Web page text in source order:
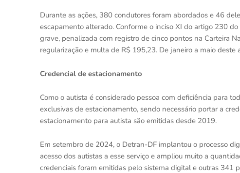
Durante as ações, 380 condutores foram abordados e 46
escapamento alterado. Conforme o inciso XI do artigo 230
grave, penalizada com registro de cinco pontos na Carteira
regularização e multa de R$ 195,23. De janeiro a maio
Credencial de estacionamento
Como o autista é considerado pessoa com deficiência para
exclusivas de estacionamento, sendo necessário portar a
estacionamento para autista são emitidas desde 2019.
Em setembro de 2024, o Detran-DF implantou o processo
acesso dos autistas a esse serviço e ampliou muito a
credenciais foram emitidas pelo sistema digital e outras 341